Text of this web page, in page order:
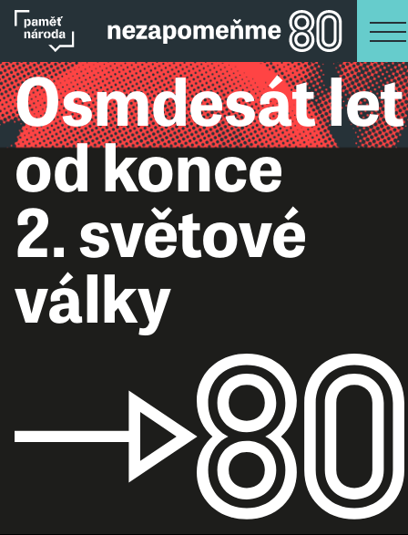
Osmdesát let
od konce
2. světové
války